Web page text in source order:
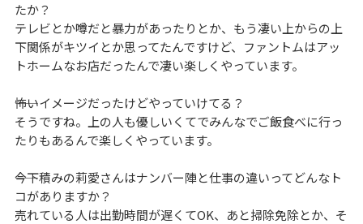
たか？
テレビとか噂だと暴力があったりとか、もう凄い上からの上
下関係がキツイとか思ってたんですけど、ファントムはアッ
トホームなお店だったんで凄い楽しくやっています。
――怖いイメージだったけどやっていけてる？
そうですね。上の人も優しいくてでみんなでご飯食べに行っ
たりもあるんで楽しくやっています。
――今下積みの莉愛さんはナンバー陣と仕事の違いってどんなト
コがありますか？
売れている人は出勤時間が遅くてOK、あと掃除免除とか、そ